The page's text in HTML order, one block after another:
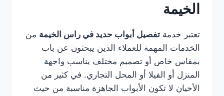
الخيمة
تعتبر خدمة تفصيل أبواب حديد في راس الخيمة من
الخدمات المهمة للعملاء الذين يبحثون عن باب
بمقاس خاص أو تصميم مختلف يناسب واجهة
المنزل أو الفيلا أو المحل التجاري. في كثير من
الأحيان لا تكون الأبواب الجاهزة مناسبة من حيث